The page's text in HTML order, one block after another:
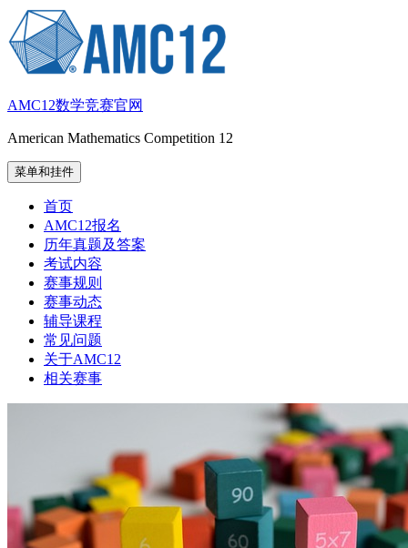
至
内
AMC12数学竞赛官网
American Mathematics Competition 12
菜单和挂件
首页
AMC12报名
历年真题及答案
考试内容
赛事规则
赛事动态
辅导课程
常见问题
关于AMC12
相关赛事